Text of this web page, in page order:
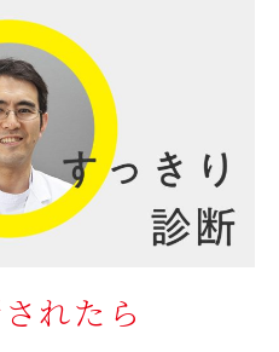
れたら